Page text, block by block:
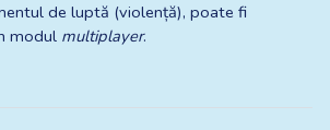
de luptă (violență), poate fi
modul multiplayer.